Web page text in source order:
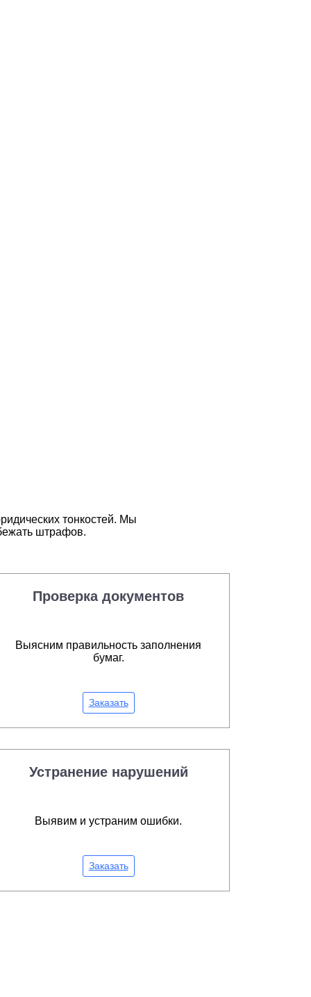
тонкостей. Мы
штрафов.
Проверка документов
Выясним правильность заполнения
бумаг.
Заказать
Устранение нарушений
Выявим и устраним ошибки.
Заказать